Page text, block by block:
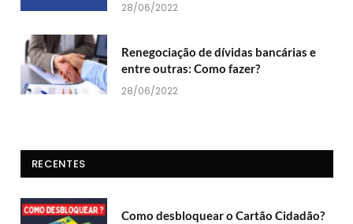
28/06/2022
Renegociação de dívidas bancárias e
entre outras: Como fazer?
28/06/2022
RECENTES
Como desbloquear o Cartão Cidadão?